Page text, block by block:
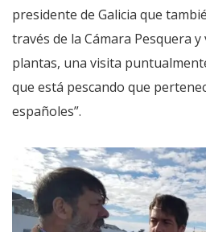
presidente de Galicia que
través de la Cámara Pesquera
plantas, una visita
que está pescando que
españoles”.